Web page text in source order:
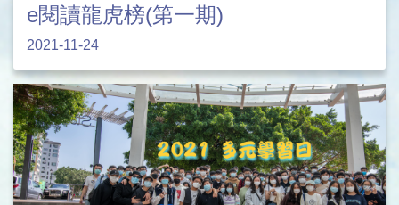
e閱讀龍虎榜(第一期)
2021-11-24